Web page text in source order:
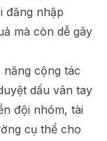
đăng nhập
mà còn dễ gây
cộng tác
dấu vân tay
đội nhóm, tài
cụ thể cho